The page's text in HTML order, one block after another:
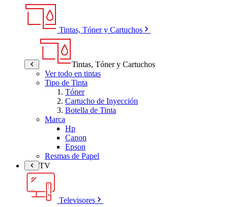
Tintas, Tóner y Cartuchos
Tintas, Tóner y Cartuchos
Ver todo en tintas
Tipo de Tinta
Tóner
Cartucho de Inyección
Botella de Tinta
Marca
Hp
Canon
Epson
Resmas de Papel
TV
Televisores